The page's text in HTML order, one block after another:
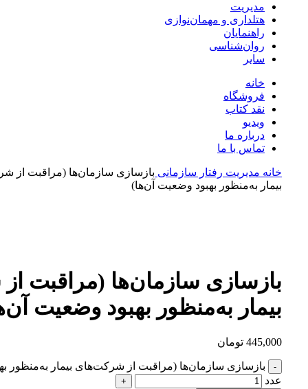
مدیریت
هتلداری و مهمان‌نوازی
راهنمایان
روان‌شناسی
سایر
خانه
فروشگاه
نقد کتاب
ویدیو
درباره‌ ما
تماس با ما
خانه مدیریت رفتار سازمانی بازسازی سازمان‌ها (مراقبت از
بيمار به‌منظور بهبود وضعيت آن‌‌ها)
بازسازی سازمان‌ها (مراقبت
بيمار به‌منظور بهبود وضعيت
445,000 تومان
بازسازی سازمان‌ها (مراقبت از شرکت‌های بيمار به‌منظور
عدد